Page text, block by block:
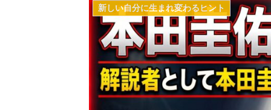
新しい自分に生まれ変わるヒント